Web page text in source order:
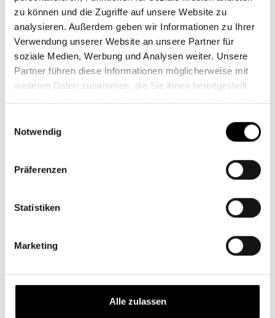
zu können und die Zugriffe auf unsere Website zu
analysieren. Außerdem geben wir Informationen zu Ihrer
Verwendung unserer Website an unsere Partner für
soziale Medien, Werbung und Analysen weiter. Unsere
Partner führen diese Informationen möglicherweise mit
weiteren Daten zusammen, die Sie ihnen bereitgestellt
Notwendig
Präferenzen
Statistiken
Marketing
Alle zulassen
ARTIQO
Rituals